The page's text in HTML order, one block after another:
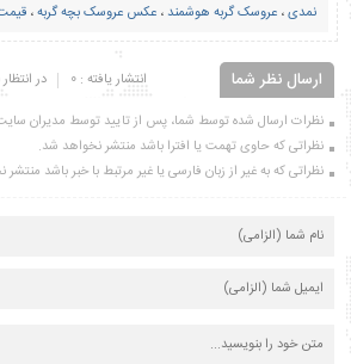
نمدی،عروسک گربه هوشمند ،عکس عروسک بچه گربه،
ارسال نظر شما در انتظار
انتشار یافته : 0
نظرات ارسال شده توسط شما، پس از تایید توسط مدیران
نظراتی که حاوی تهمت یا افترا باشد منتشر نخواهد شد.
نظراتی که به غیر از زبان فارسی یا غیر مرتبط با خبر باشد